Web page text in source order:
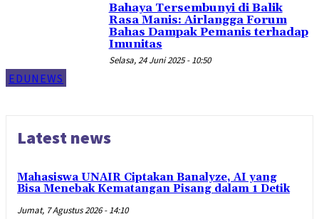
EDUNEWS
Bahaya Tersembunyi di Balik
Rasa Manis: Airlangga Forum
Bahas Dampak Pemanis terhadap
Imunitas
Selasa, 24 Juni 2025 - 10:50
Latest news
Mahasiswa UNAIR Ciptakan Banalyze, AI yang
Bisa Menebak Kematangan Pisang dalam 1 Detik
Jumat, 7 Agustus 2026 - 14:10